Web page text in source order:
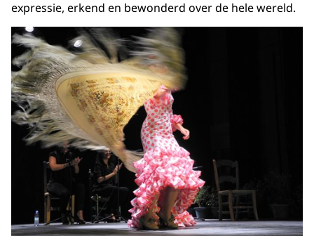
expressie, erkend en bewonderd over de hele wereld.